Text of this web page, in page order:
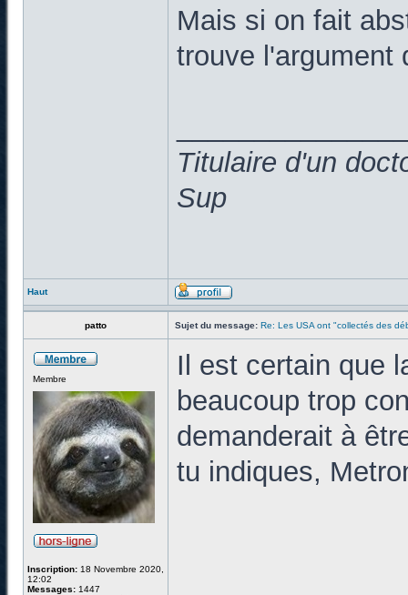
Mais si on fait
trouve l'argument
Titulaire d'un
Sup
Haut
patto Sujet du message: Re: Les USA ont "collectés des
Membre
Inscription: 18 Novembre 2020,
12:02
Messages: 1447
Il est certain que
beaucoup trop
demanderait à
tu indiques,